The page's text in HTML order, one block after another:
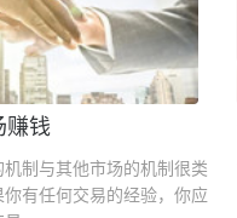
赚钱
制与其他市场的机制很类
有任何交易的经验，你应